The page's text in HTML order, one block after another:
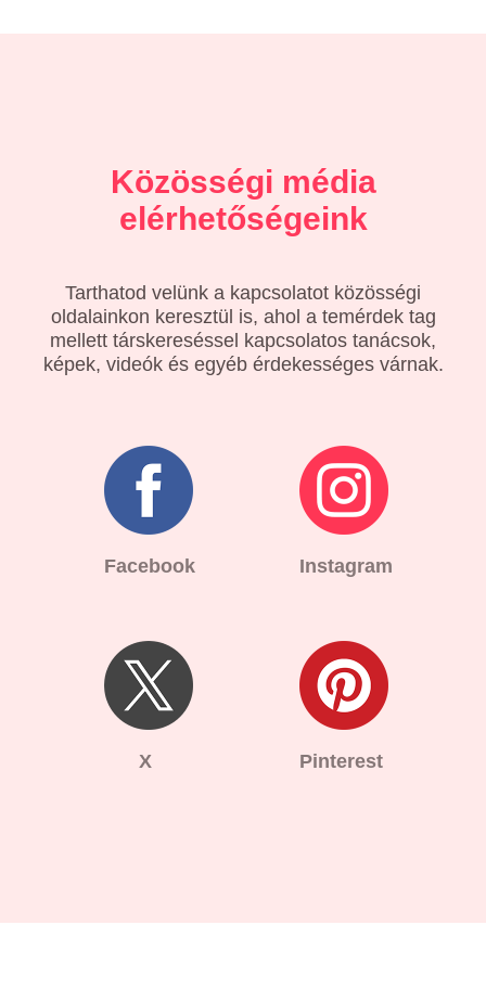
Közösségi média
elérhetőségeink
Tarthatod velünk a kapcsolatot közösségi
oldalainkon keresztül is, ahol a temérdek tag
mellett társkereséssel kapcsolatos tanácsok,
képek, videók és egyéb érdekességes várnak.
Facebook Instagram
X Pinterest